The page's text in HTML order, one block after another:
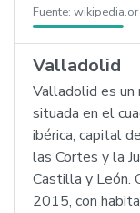
Fuente:
Valladolid
Valladolid es un
situada en el
ibérica, capital
las Cortes y la
Castilla y León.
2015, con